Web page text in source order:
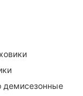
демисезонные